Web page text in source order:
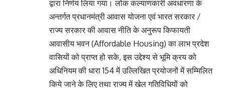
द्वारा निर्णय लिया गया। लोक कल्याणकारी अवधारणा के
अन्तर्गत प्रधानमंत्री आवास योजना एवं भारत सरकार /
राज्य सरकार की आवास नीति के अनुरूप किफायती
आवासीय भवन (Affordable Housing) का लाभ प्रदेश
वासियों को प्राप्त हो सके, इस उद्देश्य से भूमि क्रय को
अधिनियम की धारा 154 में उल्लिखित प्रयोजनों में सम्मिलित
किये जाने के लिए तथा राज्य में खेल गतिविधियों को